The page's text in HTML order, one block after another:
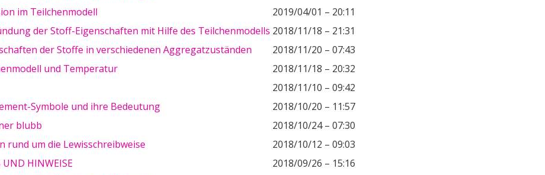
im Teilchenmodell
2019/04/01 – 20:11
der Stoff-Eigenschaften mit Hilfe des Teilchenmodells 2018/11/18 – 21:31
der Stoffe in verschiedenen Aggregatzuständen
2018/11/20 – 07:43
und Temperatur
2018/11/18 – 20:32
2018/11/10 – 09:42
Symbole und ihre Bedeutung
2018/10/20 – 11:57
blubb
2018/10/24 – 07:30
rund um die Lewisschreibweise
2018/10/12 – 09:03
UND HINWEISE
2018/09/26 – 15:16